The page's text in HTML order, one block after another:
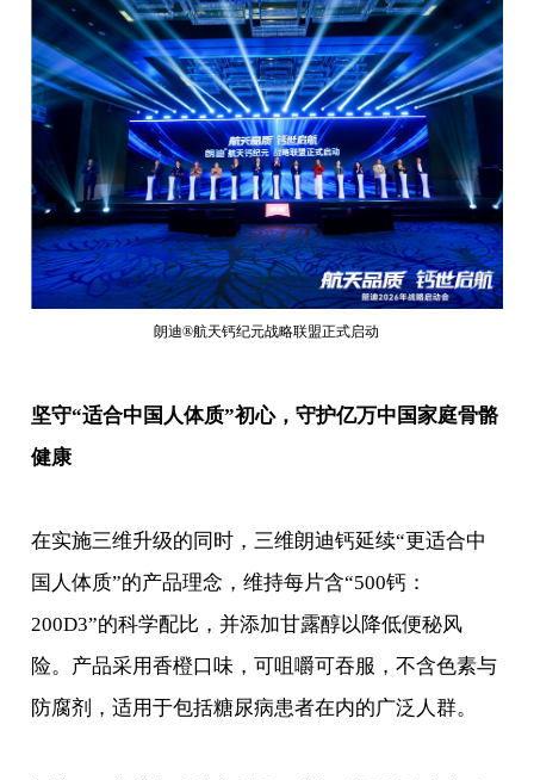
朗迪®️航天钙纪元战略联盟正式启动
坚守“适合中国人体质”初心，守护亿万中国家庭骨骼
健康
在实施三维升级的同时，三维朗迪钙延续“更适合中
国人体质”的产品理念，维持每片含“500钙：
200D3”的科学配比，并添加甘露醇以降低便秘风
险。产品采用香橙口味，可咀嚼可吞服，不含色素与
防腐剂，适用于包括糖尿病患者在内的广泛人群。